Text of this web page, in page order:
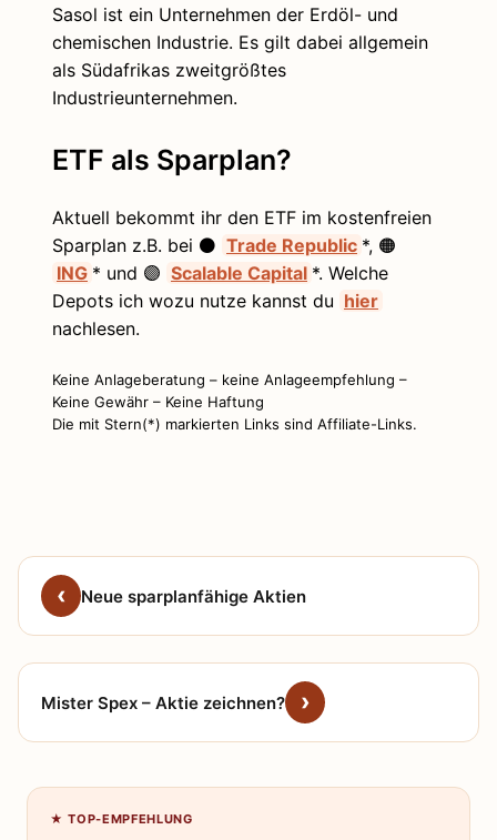
Sasol ist ein Unternehmen der Erdöl- und
chemischen Industrie. Es gilt dabei allgemein
als Südafrikas zweitgrößtes
Industrieunternehmen.
ETF als Sparplan?
Aktuell bekommt ihr den ETF im kostenfreien
Sparplan z.B. bei ⚫ Trade Republic *, 🟠
ING * und 🟣 Scalable Capital *. Welche
Depots ich wozu nutze kannst du hier
nachlesen.
Keine Anlageberatung – keine Anlageempfehlung –
Keine Gewähr – Keine Haftung
Die mit Stern(*) markierten Links sind Affiliate-Links.
Neue sparplanfähige Aktien
Mister Spex – Aktie zeichnen?
★ TOP-EMPFEHLUNG